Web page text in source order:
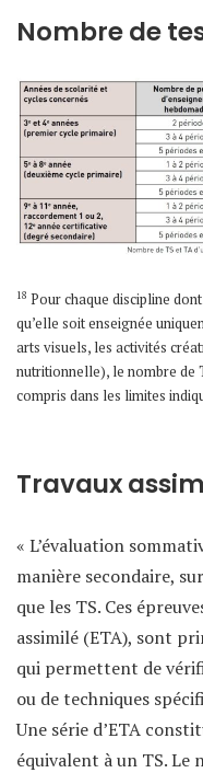
Nombre de
18 Pour chaque discipline
qu’elle soit enseignée
arts visuels, les activités
nutritionnelle), le nombre de
compris dans les limites
Travaux
« L’évaluation
manière secondaire,
que les TS. Ces
assimilé (ETA), sont
qui permettent de
ou de techniques
Une série d’ETA
équivalent à un TS. Le